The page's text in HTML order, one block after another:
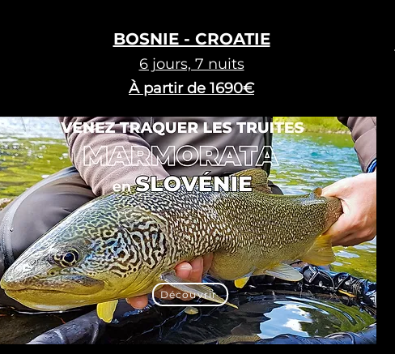
BOSNIE - CROATIE
6 jours, 7 nuits
À partir de 1690€
Découvrir